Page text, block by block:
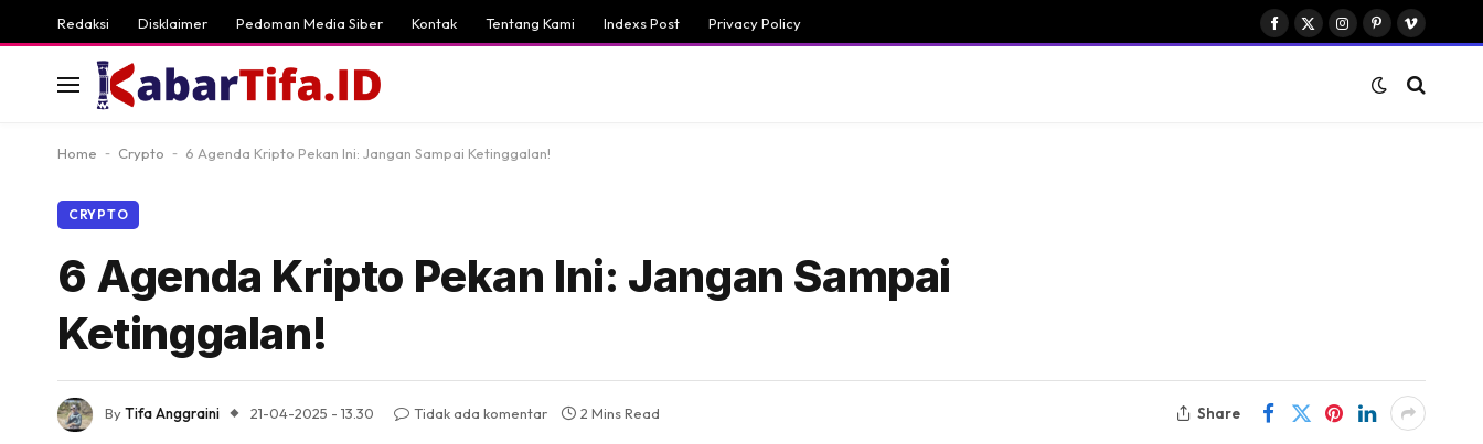
Redaksi Disklaimer Pedoman Media Siber Kontak Tentang Kami Indexs Post Privacy Policy
Facebook
X
Instagram
PinterestVimeo
Home - Crypto - 6 Agenda Kripto Pekan Ini: Jangan Sampai Ketinggalan!
CRYPTO
6 Agenda Kripto Pekan Ini: Jangan Sampai
Ketinggalan!
ByTifa Anggraini 21-04-2025 - 13.30 Tidak ada komentar 2 Mins Read Share